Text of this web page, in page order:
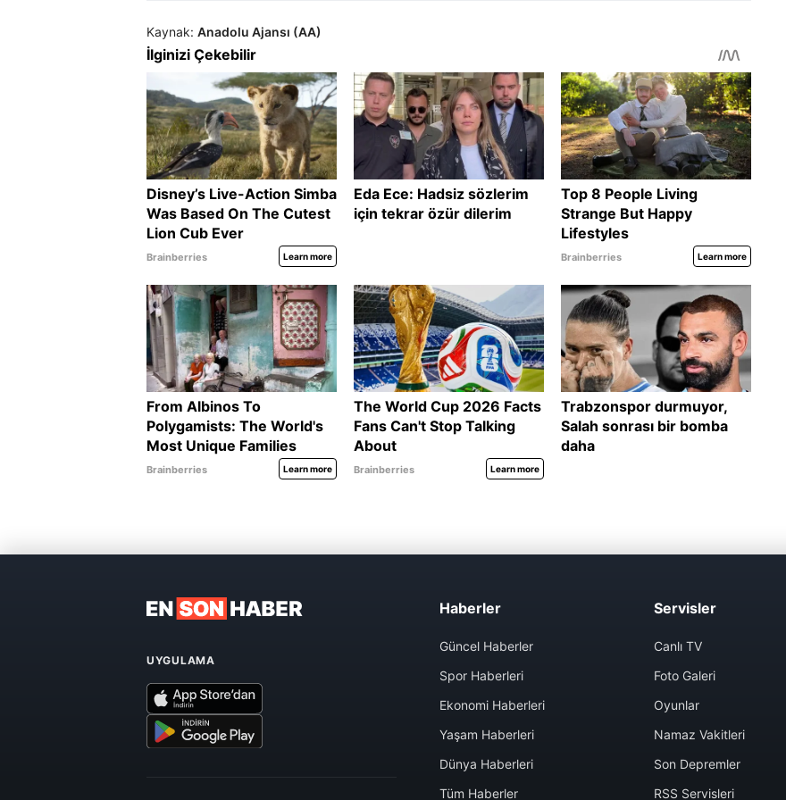
Kaynak: Anadolu Ajansı (AA)
UYGULAMA
Haberler
Güncel Haberler
Spor Haberleri
Ekonomi Haberleri
Yaşam Haberleri
Dünya Haberleri
Tüm Haberler
Servisler
Canlı TV
Foto Galeri
Oyunlar
Namaz Vakitleri
Son Depremler
RSS Servisleri